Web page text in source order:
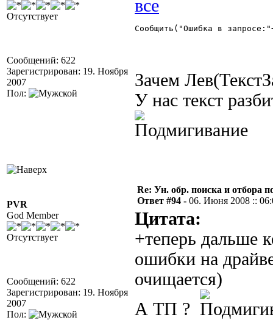
Отсутствует
Сообщений: 622
Зарегистрирован: 19. Ноября
2007
Пол:
Сообщить("Ошибка в
Зачем
У нас текст
PVR
God Member
Отсутствует
Сообщений: 622
Зарегистрирован: 19. Ноября
2007
Пол:
Re: Ун. обр. поиска и отбора
Ответ #94 - 06. Июня 2008 ::
Цитата:
+теперь дальше
ошибки на
очищается)
А ТП ?